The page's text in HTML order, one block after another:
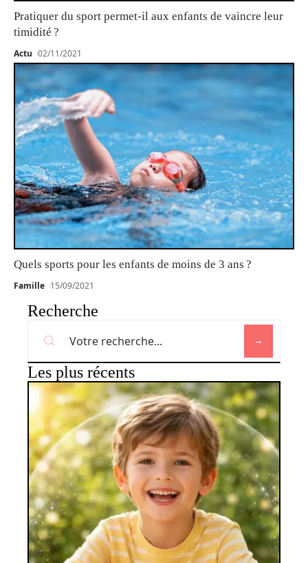
Pratiquer du sport permet-il aux enfants de vaincre leur
timidité ?
Actu 02/11/2021
Quels sports pour les enfants de moins de 3 ans ?
Famille 15/09/2021
Recherche
Les plus récents